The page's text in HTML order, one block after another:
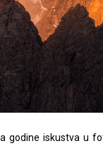
godine iskustva u